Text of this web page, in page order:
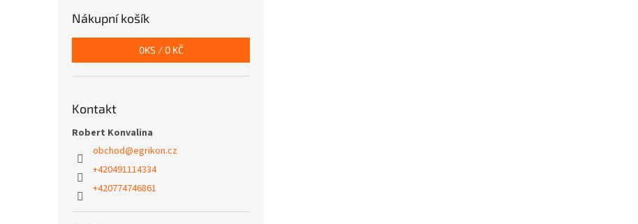
Nákupní košík
0KS / 0 KČ
Kontakt
Robert Konvalina
obchod@egrikon.cz
+420491114334
+420774746861